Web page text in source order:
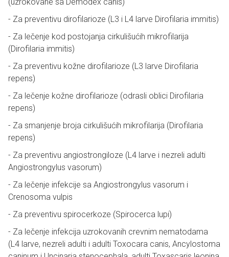
- Za preventivu dirofilarioze (L3 i L4 larve Dirofilaria immitis)
- Za lečenje kod postojanja cirkulišućih mikrofilarija
(Dirofilaria immitis)
- Za preventivu kožne dirofilarioze (L3 larve Dirofilaria
repens)
- Za lečenje kožne dirofilarioze (odrasli oblici Dirofilaria
repens)
- Za smanjenje broja cirkulišućih mikrofilarija (Dirofilaria
repens)
- Za preventivu angiostrongiloze (L4 larve i nezreli adulti
Angiostrongylus vasorum)
- Za lečenje infekcije sa Angiostrongylus vasorum i
Crenosoma vulpis
- Za preventivu spirocerkoze (Spirocerca lupi)
- Za lečenje infekcija uzrokovanih crevnim nematodama
(L4 larve, nezreli adulti i adulti Toxocara canis, Ancylostoma